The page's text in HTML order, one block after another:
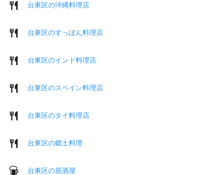
台東区の沖縄料理店
台東区のすっぽん料理店
台東区のインド料理店
台東区のスペイン料理店
台東区のタイ料理店
台東区の郷土料理
台東区の居酒屋